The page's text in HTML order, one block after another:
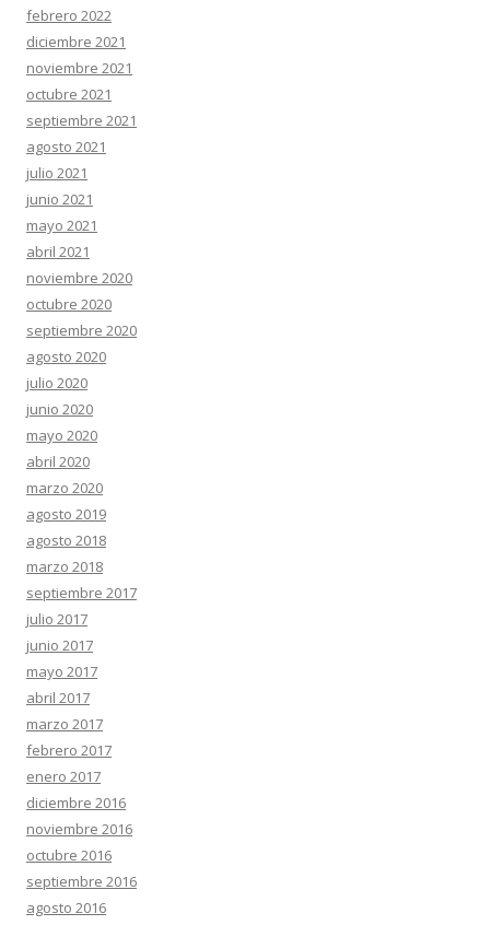
febrero 2022
diciembre 2021
noviembre 2021
octubre 2021
septiembre 2021
agosto 2021
julio 2021
junio 2021
mayo 2021
abril 2021
noviembre 2020
octubre 2020
septiembre 2020
agosto 2020
julio 2020
junio 2020
mayo 2020
abril 2020
marzo 2020
agosto 2019
agosto 2018
marzo 2018
septiembre 2017
julio 2017
junio 2017
mayo 2017
abril 2017
marzo 2017
febrero 2017
enero 2017
diciembre 2016
noviembre 2016
octubre 2016
septiembre 2016
agosto 2016